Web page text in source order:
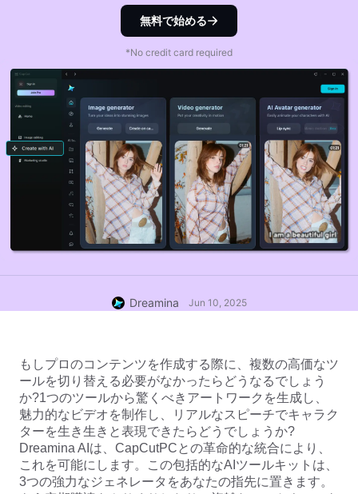
無料で始める
*No credit card required
Dreamina Jun 10, 2025
もしプロのコンテンツを作成する際に、複数の高価なツ
ールを切り替える必要がなかったらどうなるでしょう
か?1つのツールから驚くべきアートワークを生成し、
魅力的なビデオを制作し、リアルなスピーチでキャラク
ターを生き生きと表現できたらどうでしょうか?
Dreamina AIは、CapCutPCとの革命的な統合により、
これを可能にします。この包括的なAIツールキットは、
3つの強力なジェネレータをあなたの指先に置きます。